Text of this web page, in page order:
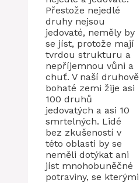
Přestože nejedlé
druhy nejsou
jedovaté, neměly by
se jíst, protože mají
tvrdou strukturu a
nepříjemnou vůni a
chuť. V naší druhově
bohaté zemi žije asi
100 druhů
jedovatých a asi 10
smrtelných. Lidé
bez zkušeností v
této oblasti by se
neměli dotýkat ani
jíst mnohobuněčné
potraviny, se kterými